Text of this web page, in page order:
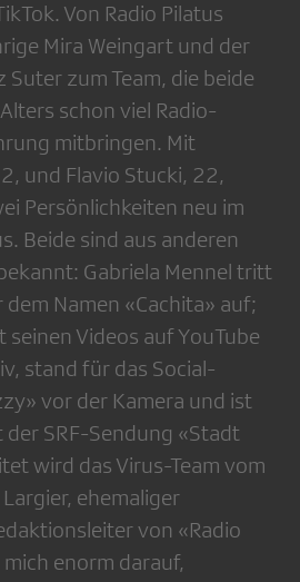
Von Radio Pilatus
Mira Weingart und der
zum Team, die beide
schon viel Radio-
mitbringen. Mit
und Flavio Stucki, 22,
Persönlichkeiten neu im
Beide sind aus anderen
Gabriela Mennel tritt
Namen «Cachita» auf;
seinen Videos auf YouTube
stand für das Social-
vor der Kamera und ist
der SRF-Sendung «Stadt
wird das Virus-Team vom
ehemaliger
von «Radio
enorm darauf,